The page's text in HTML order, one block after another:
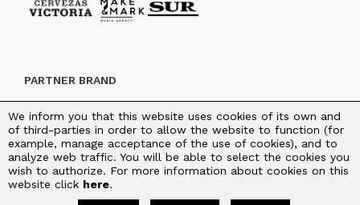
PARTNER BRAND
We inform you that this website uses cookies of its own and
of third-parties in order to allow the website to function (for
example, manage acceptance of the use of cookies), and to
analyze web traffic. You will be able to select the cookies you
wish to authorize. For more information about cookies on this
website click here.